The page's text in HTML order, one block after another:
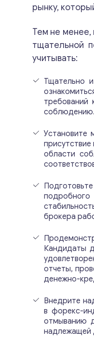
рынку,
Тем не менее,
тщательной
учитывать:
Тщательно
требований
соблюдению.
Установите
области
брокера
Кандидаты
отчеты,
денежно-
Внедрите
в форекс-
отмыванию
надлежащей